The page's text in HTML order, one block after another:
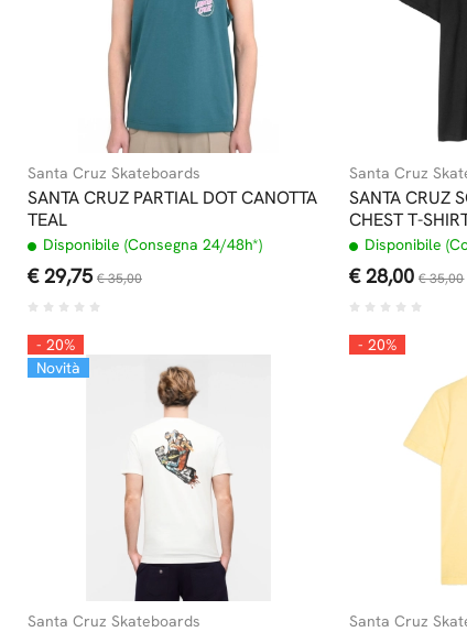
Santa Cruz Skateboards
SANTA CRUZ PARTIAL DOT CANOTTA
TEAL
Disponibile (Consegna 24/48h*)
€ 29,75 € 35,00
Santa Cruz
SANTA CRUZ
CHEST T-
Disponibile
€ 28,00 € 35,00
- 20%
Novità
Santa Cruz Skateboards
- 20%
Santa Cruz